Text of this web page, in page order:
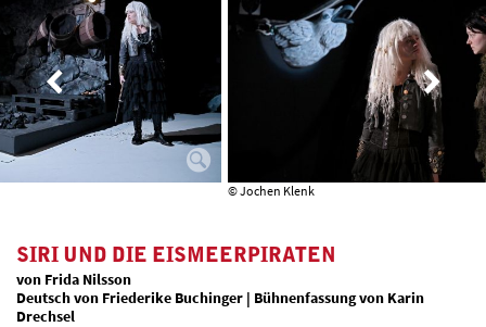
© Jochen Klenk
SIRI UND DIE EISMEERPIRATEN
von Frida Nilsson
Deutsch von Friederike Buchinger | Bühnenfassung von Karin
Drechsel